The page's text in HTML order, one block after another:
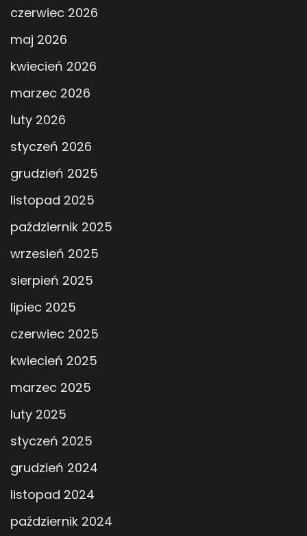
czerwiec 2026
maj 2026
kwiecień 2026
marzec 2026
luty 2026
styczeń 2026
grudzień 2025
listopad 2025
październik 2025
wrzesień 2025
sierpień 2025
lipiec 2025
czerwiec 2025
kwiecień 2025
marzec 2025
luty 2025
styczeń 2025
grudzień 2024
listopad 2024
październik 2024